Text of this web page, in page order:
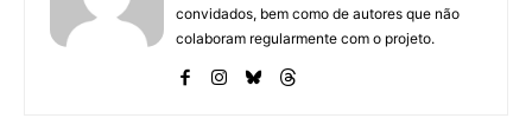
convidados, bem como de autores que não
colaboram regularmente com o projeto.